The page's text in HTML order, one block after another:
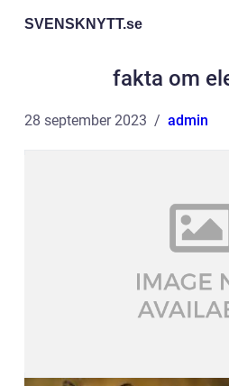
SVENSKNYTT.se
fakta om
28 september 2023 admin